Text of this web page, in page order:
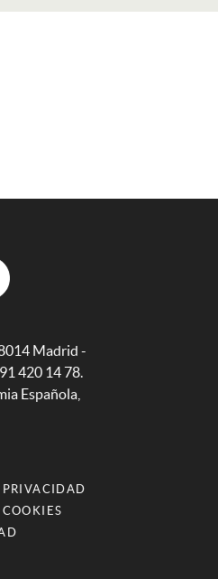
Madrid -
420 14 78.
Española,